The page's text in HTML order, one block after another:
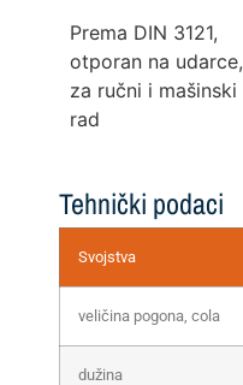
Prema DIN 3121,
otporan na udarce,
za ručni i mašinski
rad
Tehnički podaci
Svojstva
veličina pogona, cola
dužina